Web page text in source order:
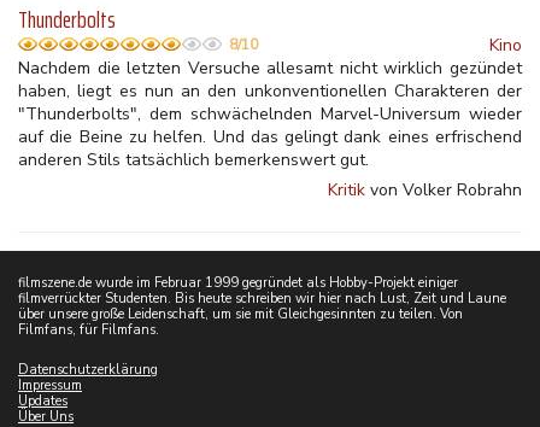
Thunderbolts
8/10
Kino
Nachdem die letzten Versuche allesamt nicht wirklich gezündet
haben, liegt es nun an den unkonventionellen Charakteren der
"Thunderbolts", dem schwächelnden Marvel-Universum wieder
auf die Beine zu helfen. Und das gelingt dank eines erfrischend
anderen Stils tatsächlich bemerkenswert gut.
Kritik von Volker Robrahn
filmszene.de wurde im Februar 1999 gegründet als Hobby-Projekt einiger
filmverrückter Studenten. Bis heute schreiben wir hier nach Lust, Zeit und Laune
über unsere große Leidenschaft, um sie mit Gleichgesinnten zu teilen. Von
Filmfans, für Filmfans.
Datenschutzerklärung
Impressum
Updates
Über Uns